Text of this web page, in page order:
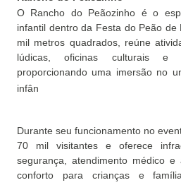
O Rancho do Peãozinho é o
infantil dentro da Festa do Peão
mil metros quadrados, reúne
lúdicas, oficinas culturais e
proporcionando uma imersão no
infân
Durante seu funcionamento no
70 mil visitantes e oferece
segurança, atendimento médico e
conforto para crianças e